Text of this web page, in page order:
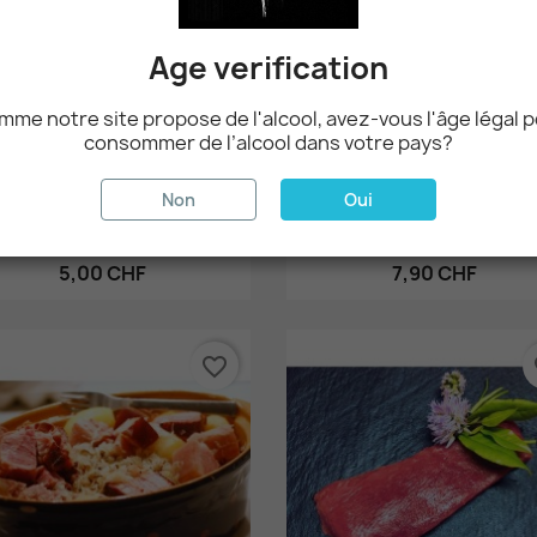
5,00 CHF 7,90 CHF
favorite_border
Age verification
notre site propose de l'alcool, avez-vous l'âge légal
consommer de l’alcool dans votre pays?
Non Oui